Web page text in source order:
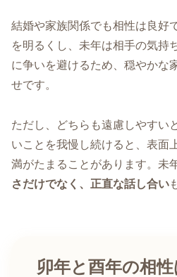
結婚や家族関係でも相性は良好
を明るくし、未年は相手の気持
に争いを避けるため、穏やかな
せです。
ただし、どちらも遠慮しやすい
いことを我慢し続けると、表面
満がたまることがあります。未
さだけでなく、正直な話し合い
卯年と酉年の相